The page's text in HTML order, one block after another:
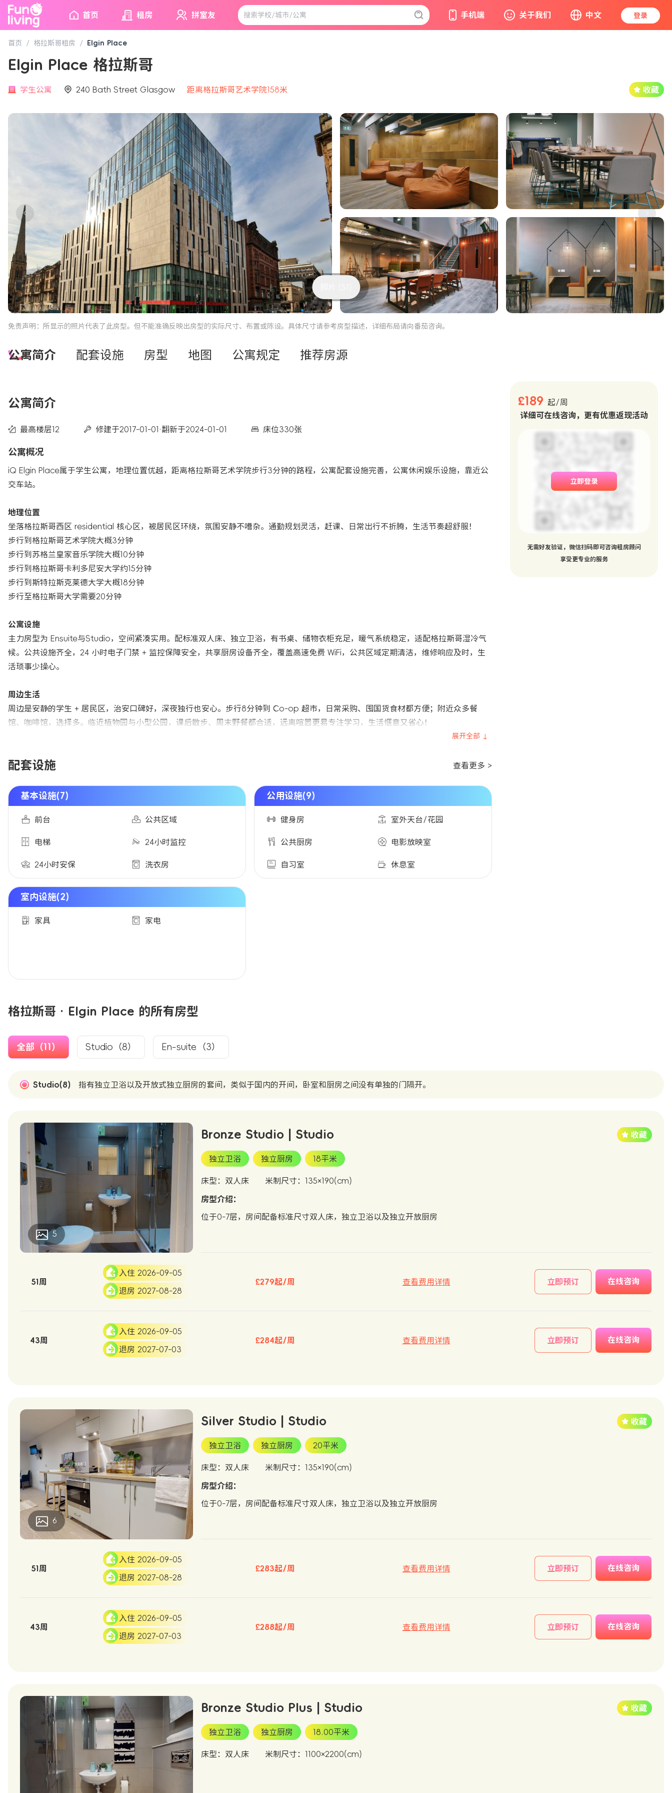
首页 租房 拼室友 手机端 关于我们 中文 登录
首页 / 格拉斯哥租房 / Elgin Place
Elgin Place 格拉斯哥
学生公寓 240 Bath Street Glasgow 距离格拉斯哥艺术学院158米
免责声明：所显示的照片代表了此房型。但不能准确反映出房型的实际尺寸、布置或陈设。具体尺寸请参考房型描述，详细布局请向番茄咨询。
公寓简介 配套设施 房型 地图 公寓规定 推荐房源
公寓简介
最高楼层12 修建于2017-01-01 ·翻新于2024-01-01 床位330张
公寓概况
iQ Elgin Place属于学生公寓，地理位置优越，距离格拉斯哥艺术学院步行3分钟的路程，公寓配套设施完善，公寓休闲娱乐设施，靠近公
交车站。
地理位置
坐落格拉斯哥西区 residential 核心区，被居民区环绕，氛围安静不嘈杂。通勤规划灵活，赶课、日常出行不折腾，生活节奏超舒服！
步行到格拉斯哥艺术学院大概3分钟
步行到苏格兰皇家音乐学院大概10分钟
步行到格拉斯哥卡利多尼安大学约15分钟
步行到斯特拉斯克莱德大学大概18分钟
步行至格拉斯哥大学需要20分钟
公寓设施
主力房型为 Ensuite与Studio，空间紧凑实用。配标准双人床、独立卫浴，有书桌、储物衣柜充足，暖气系统稳定，适配格拉斯哥湿冷气
候。公共设施齐全，24 小时电子门禁 + 监控保障安全，共享厨房设备齐全，覆盖高速免费 WiFi，公共区域定期清洁，维修响应及时，生
活琐事少操心。
周边生活
周边是安静的学生 + 居民区，治安口碑好，深夜独行也安心。步行8分钟到 Co-op 超市，日常采购、囤国货食材都方便；附近众多餐
馆、咖啡馆，选择多。临近植物园与小型公园，课后散步、周末野餐都合适，远离喧嚣更易专注学习，生活惬意又省心！
展开全部 ↓
配套设施 查看更多 >
基本设施(7)
前台 公共区域
电梯 24小时监控
24小时安保 洗衣房
公用设施(9)
健身房 室外天台/花园
公共厨房 电影放映室
自习室 休息室
室内设施(2)
家具 家电
£189
起/周
详细可在线咨询，更有优惠返现活动
立即登录
无需好友验证，微信扫码即可咨询租房顾问
享受更专业的服务
格拉斯哥 · Elgin Place 的所有房型
全部（11） Studio（8） En-suite（3）
Studio(8) 指有独立卫浴以及开放式独立厨房的套间，类似于国内的开间，卧室和厨房之间没有单独的门隔开。
5
Bronze Studio | Studio
独立卫浴 独立厨房 18平米
床型：双人床 米制尺寸：135×190(cm)
房型介绍：
位于0-7层，房间配备标准尺寸双人床，独立卫浴以及独立开放厨房
51周
入住 2026-09-05
退房 2027-08-28
£279起/周 查看费用详情 立即预订 在线咨询
43周
入住 2026-09-05
退房 2027-07-03
£284起/周 查看费用详情 立即预订 在线咨询
6
Silver Studio | Studio
独立卫浴 独立厨房 20平米
床型：双人床 米制尺寸：135×190(cm)
房型介绍：
位于0-7层，房间配备标准尺寸双人床，独立卫浴以及独立开放厨房
51周
入住 2026-09-05
退房 2027-08-28
£283起/周 查看费用详情 立即预订 在线咨询
43周
入住 2026-09-05
退房 2027-07-03
£288起/周 查看费用详情 立即预订 在线咨询
Bronze Studio Plus | Studio
独立卫浴 独立厨房 18.00平米
床型：双人床 米制尺寸：1100×2200(cm)